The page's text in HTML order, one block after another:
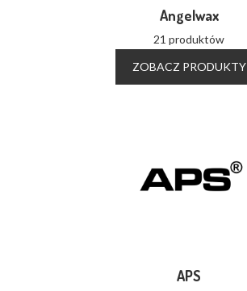
Angelwax
21 produktów
ZOBACZ PRODUKTY
APS